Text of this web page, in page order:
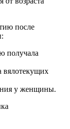
после
получала
вялотекущих
у женщины.